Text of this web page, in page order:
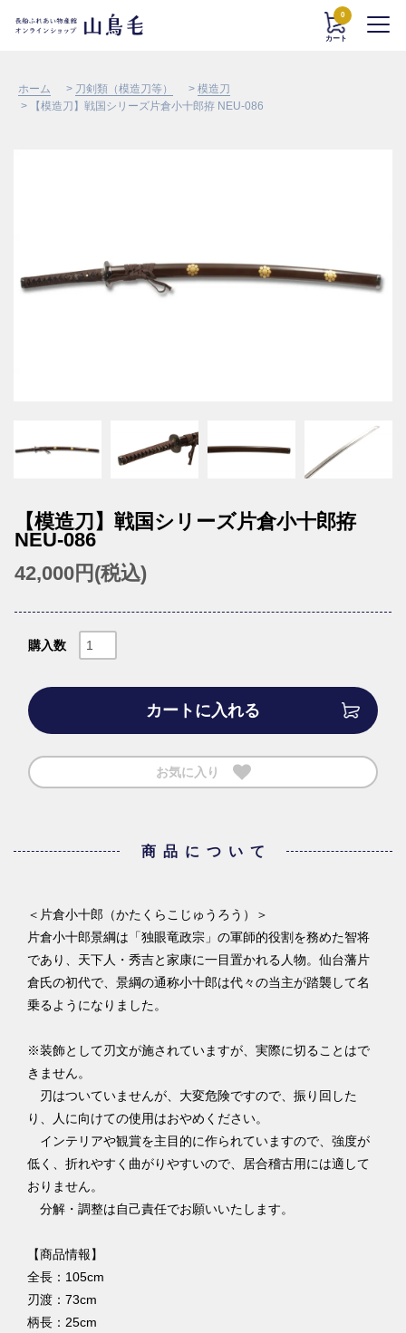
カート
0
ホーム > 刀剣類（模造刀等） > 模造刀
> 【模造刀】戦国シリーズ片倉小十郎拵 NEU-086
【模造刀】戦国シリーズ片倉小十郎拵
NEU-086
42,000円(税込)
購入数
カートに入れる
お気に入り
商品について
＜片倉小十郎（かたくらこじゅうろう）＞
片倉小十郎景綱は「独眼竜政宗」の軍師的役割を務めた智将
であり、天下人・秀吉と家康に一目置かれる人物。仙台藩片
倉氏の初代で、景綱の通称小十郎は代々の当主が踏襲して名
乗るようになりました。
※装飾として刃文が施されていますが、実際に切ることはで
きません。
刃はついていませんが、大変危険ですので、振り回した
り、人に向けての使用はおやめください。
インテリアや観賞を主目的に作られていますので、強度が
低く、折れやすく曲がりやすいので、居合稽古用には適して
おりません。
分解・調整は自己責任でお願いいたします。
【商品情報】
全長：105cm
刃渡：73cm
柄長：25cm